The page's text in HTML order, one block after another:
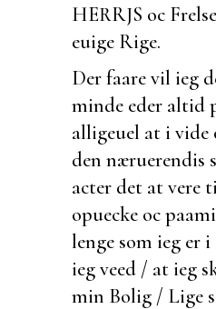
HERRJS oc
euige Rige.
Der faare vil ieg
minde eder altid
alligeuel at i vide
den næruerendis
acter det at
opuecke oc
lenge som ieg er
ieg veed / at ieg
min Bolig / Lige